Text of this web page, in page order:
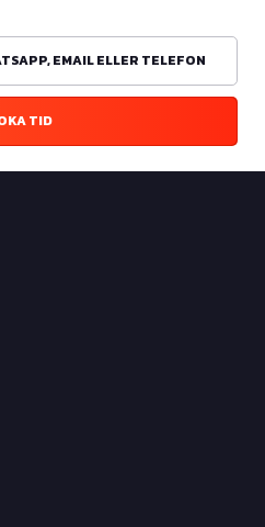
EMAIL ELLER TELEFON
TID